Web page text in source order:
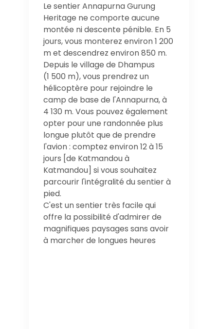
Le sentier Annapurna Gurung
Heritage ne comporte aucune
montée ni descente pénible. En 5
jours, vous monterez environ 1 200
m et descendrez environ 850 m.
Depuis le village de Dhampus
(1 500 m), vous prendrez un
hélicoptère pour rejoindre le
camp de base de l'Annapurna, à
4 130 m. Vous pouvez également
opter pour une randonnée plus
longue plutôt que de prendre
l'avion : comptez environ 12 à 15
jours [de Katmandou à
Katmandou] si vous souhaitez
parcourir l'intégralité du sentier à
pied.
C'est un sentier très facile qui
offre la possibilité d'admirer de
magnifiques paysages sans avoir
à marcher de longues heures